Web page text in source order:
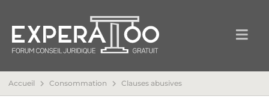
Accueil Consommation Clauses abusives